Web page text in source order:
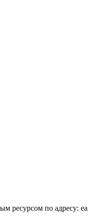
ресурсом по адресу: